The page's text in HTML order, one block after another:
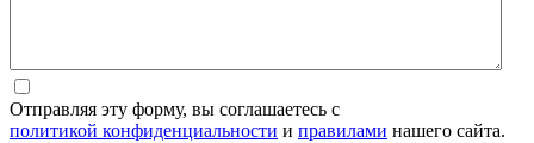
Отправляя эту форму, вы соглашаетесь с
политикой конфиденциальности и правилами нашего сайта.